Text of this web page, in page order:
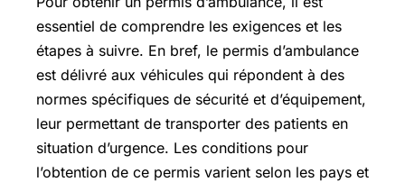
essentiel de comprendre les exigences et les
étapes à suivre. En bref, le permis d’ambulance
est délivré aux véhicules qui répondent à des
normes spécifiques de sécurité et d’équipement,
leur permettant de transporter des patients en
situation d’urgence. Les conditions pour
l’obtention de ce permis varient selon les pays et